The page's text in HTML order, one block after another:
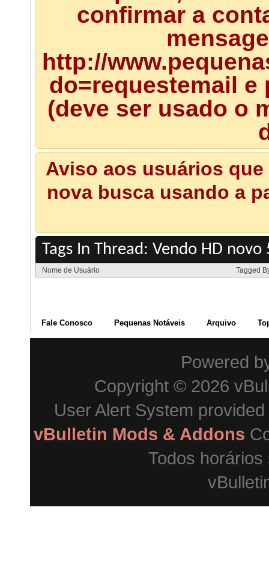
confirmar a
http://
do=requestemail
(deve ser usado o
Aviso aos usuários
nova busca usando a
Tags In Thread: Vendo HD
Nome de Usuário Tagged
Fale Conosco Pequenas Notáveis Arquivo
Powered
Copyright © 2026
User Alert System
vBulletin Mods & Addons
Todos